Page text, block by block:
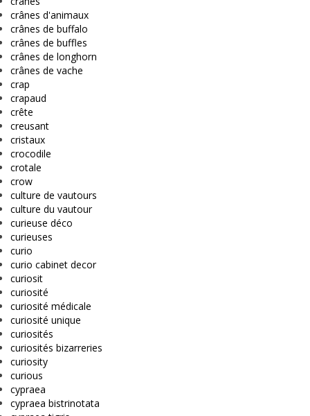
crânes d'animaux
crânes de buffalo
crânes de buffles
crânes de longhorn
crânes de vache
crap
crapaud
crête
creusant
cristaux
crocodile
crotale
crow
culture de vautours
culture du vautour
curieuse déco
curieuses
curio
curio cabinet decor
curiosit
curiosité
curiosité médicale
curiosité unique
curiosités
curiosités bizarreries
curiosity
curious
cypraea
cypraea bistrinotata